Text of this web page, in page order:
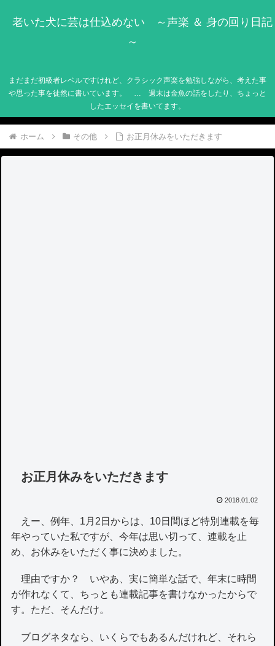
老いた犬に芸は仕込めない ～声楽 ＆ 身の回り日記
～
まだまだ初級者レベルですけれど、クラシック声楽を勉強しながら、考えた事
や思った事を徒然に書いています。 … 週末は金魚の話をしたり、ちょっと
したエッセイを書いてます。
ホーム その他 お正月休みをいただきます
お正月休みをいただきます
2018.01.02
えー、例年、1月2日からは、10日間ほど特別連載を毎
年やっていた私ですが、今年は思い切って、連載を止
め、お休みをいただく事に決めました。
理由ですか？ いやあ、実に簡単な話で、年末に時間
が作れなくて、ちっとも連載記事を書けなかったからで
す。ただ、そんだけ。
ブログネタなら、いくらでもあるんだけれど、それら